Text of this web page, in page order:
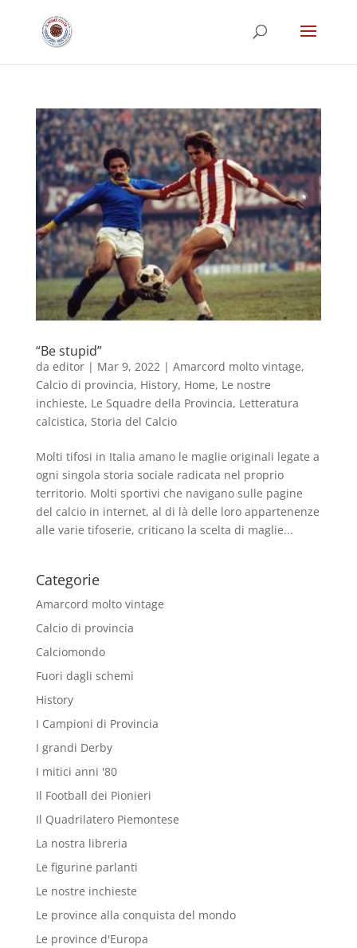
“Be stupid”
da editor| Mar 9, 2022| Amarcord molto vintage,
Calcio di provincia, History, Home, Le nostre
inchieste, Le Squadre della Provincia, Letteratura
calcistica, Storia del Calcio
Molti tifosi in Italia amano le maglie originali legate a
ogni singola storia sociale radicata nel proprio
territorio. Molti sportivi che navigano sulle pagine
del calcio in internet, al di là delle loro appartenenze
alle varie tifoserie, criticano la scelta di maglie...
Categorie
Amarcord molto vintage
Calcio di provincia
Calciomondo
Fuori dagli schemi
History
I Campioni di Provincia
I grandi Derby
I mitici anni '80
Il Football dei Pionieri
Il Quadrilatero Piemontese
La nostra libreria
Le figurine parlanti
Le nostre inchieste
Le province alla conquista del mondo
Le province d'Europa